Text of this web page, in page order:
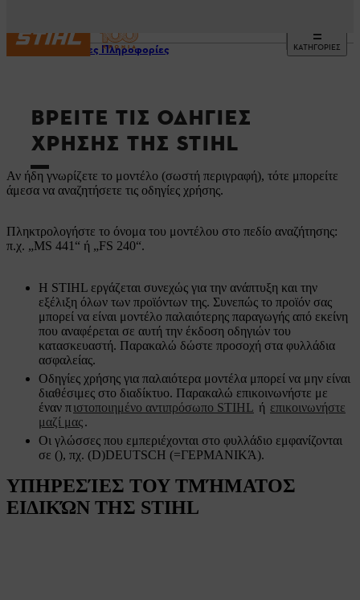
ΚΑΤΗΓΟΡΙΕΣ
Χρήσιμες Πληροφορίες
ΒΡΕΊΤΕ ΤΙΣ ΟΔΗΓΊΕΣ
ΧΡΉΣΗΣ ΤΗΣ STIHL
Αν ήδη γνωρίζετε το μοντέλο (σωστή περιγραφή), τότε μπορείτε
άμεσα να αναζητήσετε τις οδηγίες χρήσης.
Πληκτρολογήστε το όνομα του μοντέλου στο πεδίο αναζήτησης:
π.χ. „MS 441“ ή „FS 240“.
Η STIHL εργάζεται συνεχώς για την ανάπτυξη και την
εξέλιξη όλων των προϊόντων της. Συνεπώς το προϊόν σας
μπορεί να είναι μοντέλο παλαιότερης παραγωγής από εκείνη
που αναφέρεται σε αυτή την έκδοση οδηγιών του
κατασκευαστή. Παρακαλώ δώστε προσοχή στα φυλλάδια
ασφαλείας.
Οδηγίες χρήσης για παλαιότερα μοντέλα μπορεί να μην είναι
διαθέσιμες στο διαδίκτυο. Παρακαλώ επικοινωνήστε με
έναν πιστοποιημένο αντιπρόσωπο STIHL ή επικοινωνήστε
μαζί μας.
Οι γλώσσες που εμπεριέχονται στο φυλλάδιο εμφανίζονται
σε (), πχ. (D)DEUTSCH (=ΓΕΡΜΑΝΙΚΆ).
ΥΠΗΡΕΣΊΕΣ ΤΟΥ ΤΜΉΜΑΤΟΣ
ΕΙΔΙΚΏΝ ΤΗΣ STIHL